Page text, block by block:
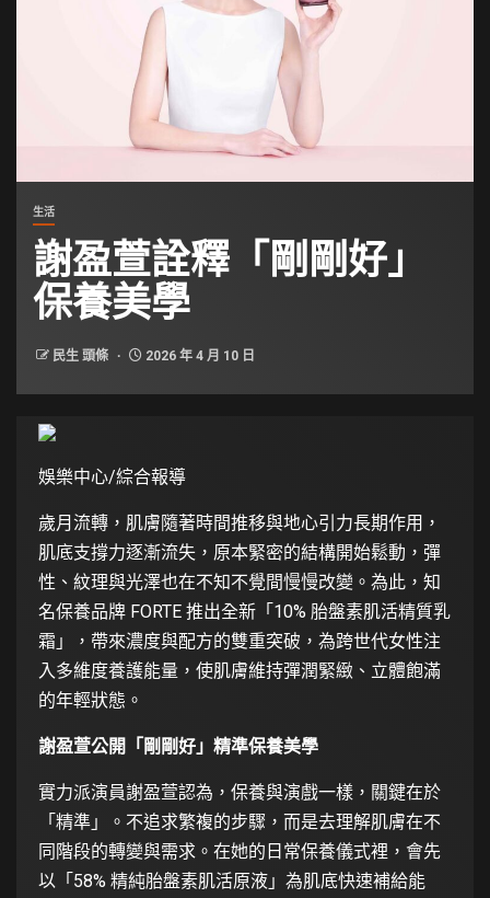
生活
謝盈萱詮釋「剛剛好」
保養美學
民生 頭條 2026 年 4 月 10 日
娛樂中心/綜合報導
歲月流轉，肌膚隨著時間推移與地心引力長期作用，
肌底支撐力逐漸流失，原本緊密的結構開始鬆動，彈
性、紋理與光澤也在不知不覺間慢慢改變。為此，知
名保養品牌 FORTE 推出全新「10% 胎盤素肌活精質乳
霜」，帶來濃度與配方的雙重突破，為跨世代女性注
入多維度養護能量，使肌膚維持彈潤緊緻、立體飽滿
的年輕狀態。
謝盈萱公開「剛剛好」精準保養美學
實力派演員謝盈萱認為，保養與演戲一樣，關鍵在於
「精準」。不追求繁複的步驟，而是去理解肌膚在不
同階段的轉變與需求。在她的日常保養儀式裡，會先
以「58% 精純胎盤素肌活原液」為肌底快速補給能